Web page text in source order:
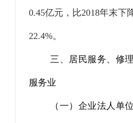
0.45亿元，比2018年末下
22.4%。
三、居民服务、修
服务业
（一）企业法人单